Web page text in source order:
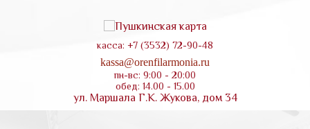
касса: +7 (3532) 72-90-48
kassa@orenfilarmonia.ru
пн-вс: 9:00 - 20:00
обед: 14.00 - 15.00
ул. Маршала Г.К. Жукова, дом 34